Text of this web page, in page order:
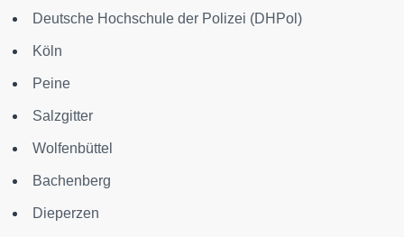
Deutsche Hochschule der Polizei (DHPol)
Köln
Peine
Salzgitter
Wolfenbüttel
Bachenberg
Dieperzen